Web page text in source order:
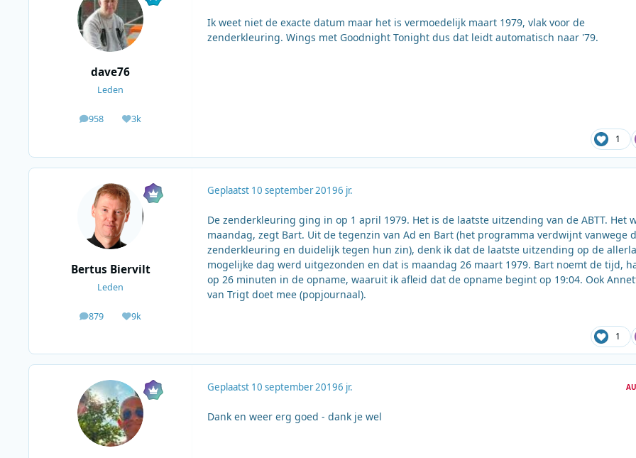
dave76
Leden
958
berichten3k
Waardering
Ik weet niet de exacte datum maar het is vermoedelijk maart 1979, vlak voor de
zenderkleuring. Wings met Goodnight Tonight dus dat leidt automatisch naar '79.
1
Bertus Biervilt
Leden
879
berichten9k
Waardering
Geplaatst 10 september 20196 jr.
De zenderkleuring ging in op 1 april 1979. Het is de laatste uitzending van de ABTT. Het
maandag, zegt Bart. Uit de tegenzin van Ad en Bart (het programma verdwijnt vanwege
zenderkleuring en duidelijk tegen hun zin), denk ik dat de laatste uitzending op de
mogelijke dag werd uitgezonden en dat is maandag 26 maart 1979. Bart noemt de tijd,
op 26 minuten in de opname, waaruit ik afleid dat de opname begint op 19:04. Ook
van Trigt doet mee (popjournaal).
1
Geplaatst 10 september 20196 jr.
Dank en weer erg goed - dank je wel